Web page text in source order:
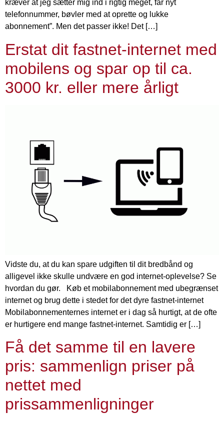
kræver at jeg sætter mig ind i rigtig meget, får nyt
telefonnummer, bøvler med at oprette og lukke
abonnement”. Men det passer ikke! Det […]
Erstat dit fastnet-internet med
mobilens og spar op til ca.
3000 kr. eller mere årligt
Vidste du, at du kan spare udgiften til dit bredbånd og
alligevel ikke skulle undvære en god internet-oplevelse? Se
hvordan du gør. Køb et mobilabonnement med ubegrænset
internet og brug dette i stedet for det dyre fastnet-internet
Mobilabonnementernes internet er i dag så hurtigt, at de ofte
er hurtigere end mange fastnet-internet. Samtidig er […]
Få det samme til en lavere
pris: sammenlign priser på
nettet med
prissammenligninger